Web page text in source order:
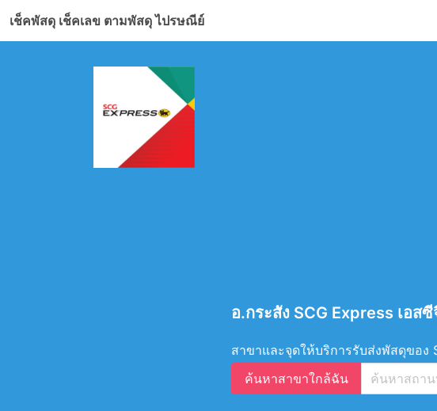
เช็คพัสดุ เช็คเลข ตามพัสดุ ไปรษณีย์
อ.กระสัง SCG Express เอ
สาขาและจุดให้บริการรับส่งพัสดุของ
ค้นหาสาขาใกล้ฉัน